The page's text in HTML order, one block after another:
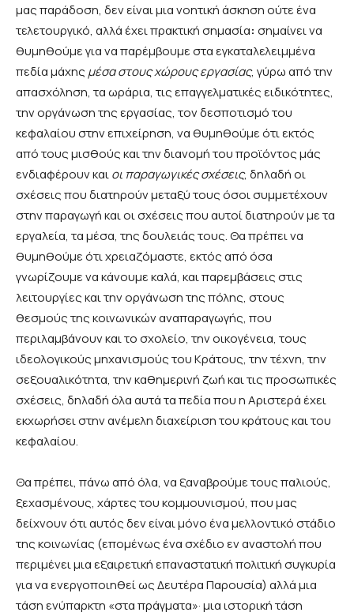
μας παράδοση, δεν είναι μια νοητική άσκηση ούτε ένα
τελετουργικό, αλλά έχει πρακτική σημασία: σημαίνει να
θυμηθούμε για να παρέμβουμε στα εγκαταλελειμμένα
πεδία μάχης μέσα στους χώρους εργασίας, γύρω από την
απασχόληση, τα ωράρια, τις επαγγελματικές ειδικότητες,
την οργάνωση της εργασίας, τον δεσποτισμό του
κεφαλαίου στην επιχείρηση, να θυμηθούμε ότι εκτός
από τους μισθούς και την διανομή του προϊόντος μάς
ενδιαφέρουν καιοι παραγωγικές σχέσεις, δηλαδή οι
σχέσεις που διατηρούν μεταξύ τους όσοι συμμετέχουν
στην παραγωγή και οι σχέσεις που αυτοί διατηρούν με τα
εργαλεία, τα μέσα, της δουλειάς τους. Θα πρέπει να
θυμηθούμε ότι χρειαζόμαστε, εκτός από όσα
γνωρίζουμε να κάνουμε καλά, και παρεμβάσεις στις
λειτουργίες και την οργάνωση της πόλης, στους
θεσμούς της κοινωνικών αναπαραγωγής, που
περιλαμβάνουν και το σχολείο, την οικογένεια, τους
ιδεολογικούς μηχανισμούς του Κράτους, την τέχνη, την
σεξουαλικότητα, την καθημερινή ζωή και τις προσωπικές
σχέσεις, δηλαδή όλα αυτά τα πεδία που η Αριστερά έχει
εκχωρήσει στην ανέμελη διαχείριση του κράτους και του
κεφαλαίου.
Θα πρέπει, πάνω από όλα, να ξαναβρούμε τους παλιούς,
ξεχασμένους, χάρτες του κομμουνισμού, που μας
δείχνουν ότι αυτός δεν είναι μόνο ένα μελλοντικό στάδιο
της κοινωνίας (επομένως ένα σχέδιο εν αναστολή που
περιμένει μια εξαιρετική επαναστατική πολιτική συγκυρία
για να ενεργοποιηθεί ως Δευτέρα Παρουσία) αλλά μια
τάση ενύπαρκτη «στα πράγματα»· μια ιστορική τάση